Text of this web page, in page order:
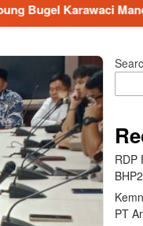
Mandek,
RDP
PT